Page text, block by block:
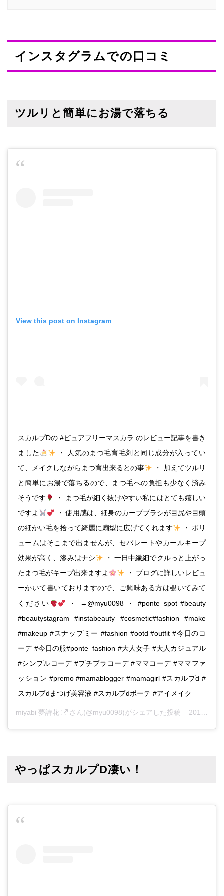
インスタグラムでの口コミ
ツルリと簡単にお湯で落ちる
View this post on Instagram
スカルプDの #ピュアフリーマスカラ のレビュー記事を書き
ました
・ 人気のまつ毛育毛剤と同じ成分が入ってい
て、メイクしながらまつ育出来るとの事
・ 加えてツルリ
と簡単にお湯で落ちるので、まつ毛への負担も少なく済み
そうです
・ まつ毛が細く抜けやすい私にはとても嬉しい
ですよ
・ 使用感は、細身のカーブブラシが目尻や目頭
の細かい毛を拾って綺麗に扇型に広げてくれます
・ ボリ
ュームはそこまで出ませんが、セパレートやカールキープ
効果が高く、滲みはナシ
・ 一日中繊細でクルっと上がっ
たまつ毛がキープ出来ますよ
・ ブログに詳しいレビュ
ーかいて書いておりますので、ご興味ある方は覗いてみて
ください
・ →@myu0098 ・ #ponte_spot #beauty
#beautystagram #instabeauty #cosmetic#fashion #make
#makeup #スナップミー #fashion #ootd #outfit #今日のコ
ーデ #今日の服#ponte_fashion #大人女子 #大人カジュアル
#シンプルコーデ #プチプラコーデ #ママコーデ #ママファ
ッション #premo #mamablogger #mamagirl #スカルプd #
スカルプdまつげ美容液 #スカルプdボーテ #アイメイク
miyabi 夢詩花 さん(@myu0098)がシェアした投稿 – 2018年 3月月3日午前4時40分PST
やっぱスカルプD凄い！